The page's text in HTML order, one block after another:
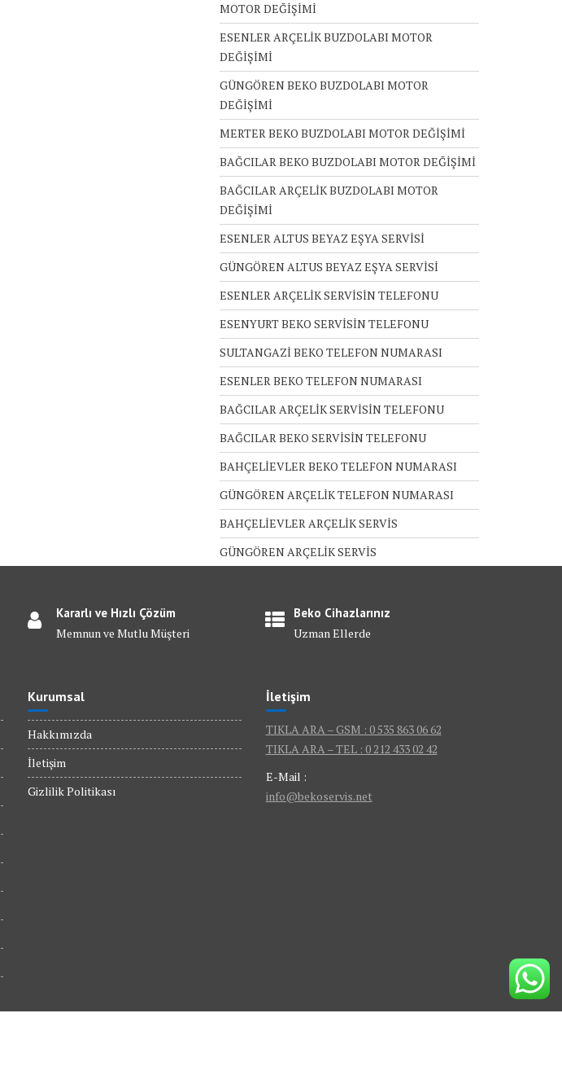
MOTOR DEĞİŞİMİ
ESENLER ARÇELİK BUZDOLABI MOTOR
DEĞİŞİMİ
GÜNGÖREN BEKO BUZDOLABI MOTOR
DEĞİŞİMİ
MERTER BEKO BUZDOLABI MOTOR DEĞİŞİMİ
BAĞCILAR BEKO BUZDOLABI MOTOR DEĞİŞİMİ
BAĞCILAR ARÇELİK BUZDOLABI MOTOR
DEĞİŞİMİ
ESENLER ALTUS BEYAZ EŞYA SERVİSİ
GÜNGÖREN ALTUS BEYAZ EŞYA SERVİSİ
ESENLER ARÇELİK SERVİSİN TELEFONU
ESENYURT BEKO SERVİSİN TELEFONU
SULTANGAZİ BEKO TELEFON NUMARASI
ESENLER BEKO TELEFON NUMARASI
BAĞCILAR ARÇELİK SERVİSİN TELEFONU
BAĞCILAR BEKO SERVİSİN TELEFONU
BAHÇELİEVLER BEKO TELEFON NUMARASI
GÜNGÖREN ARÇELİK TELEFON NUMARASI
BAHÇELİEVLER ARÇELİK SERVİS
GÜNGÖREN ARÇELİK SERVİS
Kararlı ve Hızlı Çözüm
Memnun ve Mutlu Müşteri
Beko Cihazlarınız
Uzman Ellerde
Kurumsal
Hakkımızda
İletişim
Gizlilik Politikası
İletişim
TIKLA ARA – GSM : 0 535 863 06 62
TIKLA ARA – TEL : 0 212 433 02 42
E-Mail :
info@bekoservis.net